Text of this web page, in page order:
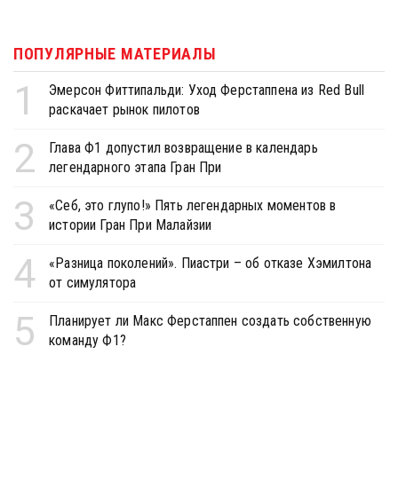
ПОПУЛЯРНЫЕ МАТЕРИАЛЫ
1
Эмерсон Фиттипальди: Уход Ферстаппена из Red Bull
раскачает рынок пилотов
2
Глава Ф1 допустил возвращение в календарь
легендарного этапа Гран При
3
«Себ, это глупо!» Пять легендарных моментов в
истории Гран При Малайзии
4
«Разница поколений». Пиастри – об отказе Хэмилтона
от симулятора
5
Планирует ли Макс Ферстаппен создать собственную
команду Ф1?